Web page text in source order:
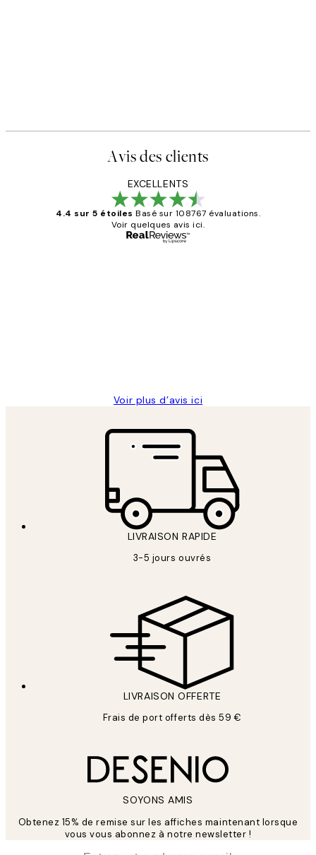
Avis des clients
EXCELLENTS
4.4 sur 5 étoiles Basé sur 108767 évaluations.
Voir quelques avis ici.
Voir plus d’avis ici
LIVRAISON RAPIDE
3-5 jours ouvrés
LIVRAISON OFFERTE
Frais de port offerts dès 59 €
SOYONS AMIS
Obtenez 15% de remise sur les affiches maintenant lorsque
vous vous abonnez à notre newsletter !